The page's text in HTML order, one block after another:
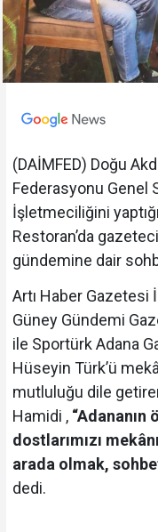
(DAİMFED) Doğu
Federasyonu Genel
İşletmeciliğini
Restoran’da
gündemine dair
Artı Haber Gazetesi
Güney Gündemi
ile Sportürk Adana
Hüseyin Türk’ü
mutluluğu dile
Hamidi ,
dostlarımızı
arada olmak,
dedi.